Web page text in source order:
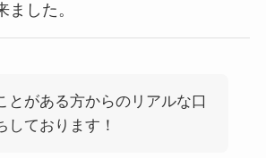
した。
とがある方からのリアルな口
しております！